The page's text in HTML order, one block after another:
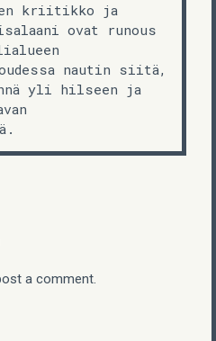
kriitikko ja
ovat runous
nautin siitä,
yli hilseen ja
a comment.